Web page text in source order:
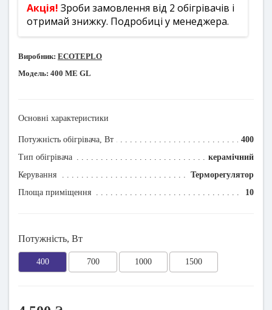
Акція! Зроби замовлення від 2 обігрівачів і
отримай знижку. Подробиці у менеджера.
Виробник: ECOTEPLO
Модель: 400 МЕ GL
Основні характеристики
Потужність обігрівача, Вт
400
Тип обігрівача
керамічний
Керування
Терморегулятор
Площа приміщення
10
Потужність, Вт
400 700 1000 1500